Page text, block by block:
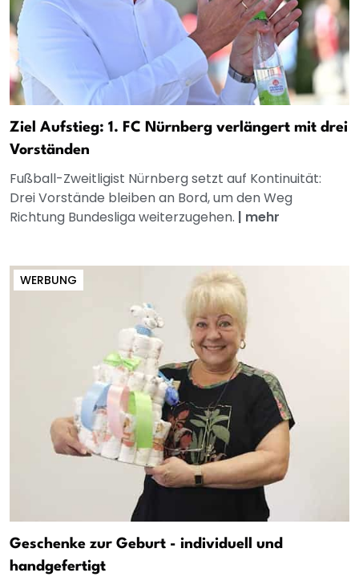
Ziel Aufstieg: 1. FC Nürnberg verlängert mit drei
Vorständen
Fußball-Zweitligist Nürnberg setzt auf Kontinuität:
Drei Vorstände bleiben an Bord, um den Weg
Richtung Bundesliga weiterzugehen. | mehr
WERBUNG
Geschenke zur Geburt - individuell und
handgefertigt